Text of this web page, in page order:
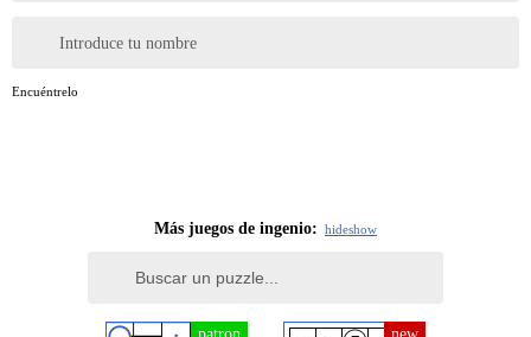
Introduce tu nombre
Encuéntrelo
Más juegos de ingenio: hideshow